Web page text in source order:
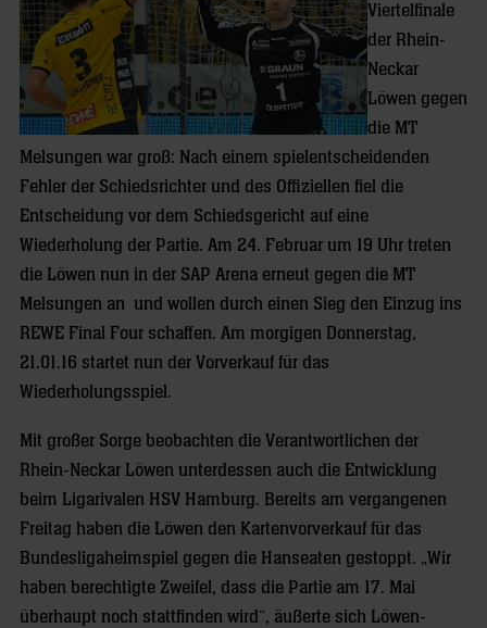
Viertelfinale
der Rhein-
Neckar
Löwen gegen
die MT
Melsungen war groß: Nach einem spielentscheidenden
Fehler der Schiedsrichter und des Offiziellen fiel die
Entscheidung vor dem Schiedsgericht auf eine
Wiederholung der Partie. Am 24. Februar um 19 Uhr treten
die Löwen nun in der SAP Arena erneut gegen die MT
Melsungen an und wollen durch einen Sieg den Einzug ins
REWE Final Four schaffen. Am morgigen Donnerstag,
21.01.16 startet nun der Vorverkauf für das
Wiederholungsspiel.
Mit großer Sorge beobachten die Verantwortlichen der
Rhein-Neckar Löwen unterdessen auch die Entwicklung
beim Ligarivalen HSV Hamburg. Bereits am vergangenen
Freitag haben die Löwen den Kartenvorverkauf für das
Bundesligaheimspiel gegen die Hanseaten gestoppt. „Wir
haben berechtigte Zweifel, dass die Partie am 17. Mai
überhaupt noch stattfinden wird“, äußerte sich Löwen-